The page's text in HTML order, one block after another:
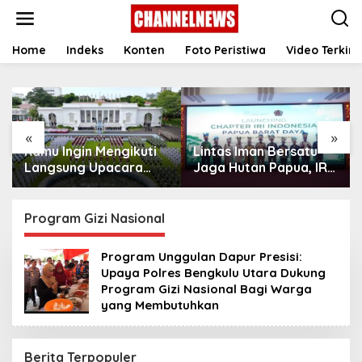
t
Home Indeks Konten Foto Peristiwa Video Terkini
« »
Kamu Ingin Mengikuti
Langsung Upacara
HUT Ke-81
Istana? Ini Link
Pendaftaran Resminya
di Sini
Lintas Iman Bersatu
Jaga Hutan Papua, IRI
Indonesia Resmikan
Program Gizi Nasional
Program Unggulan Dapur Presisi:
Upaya Polres Bengkulu Utara Dukung
Program Gizi Nasional Bagi Warga
yang Membutuhkan
Berita Terpopuler